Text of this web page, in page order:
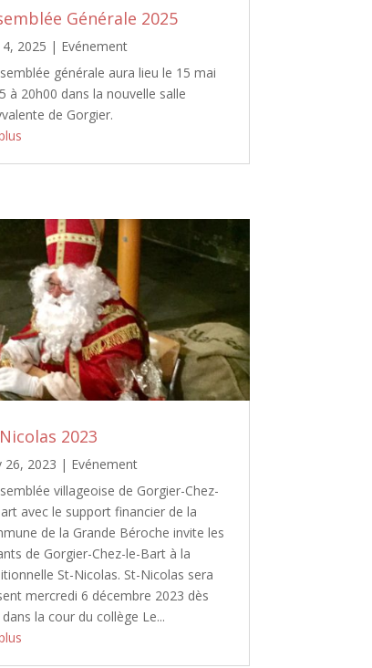
Générale 2025
2025 | Evénement
générale aura lieu le 15 mai
à 20h00 dans la nouvelle salle
de Gorgier.
2023
26, 2023 | Evénement
villageoise de Gorgier-Chez-
avec le support financier de la
de la Grande Béroche invite les
de Gorgier-Chez-le-Bart à la
St-Nicolas. St-Nicolas sera
mercredi 6 décembre 2023 dès
la cour du collège Le...